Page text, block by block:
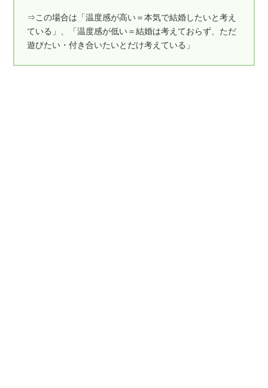
⇒この場合は「温度感が高い＝本気で結婚したいと考え
ている」、「温度感が低い＝結婚は考えておらず、ただ
遊びたい・付き合いたいとだけ考えている」